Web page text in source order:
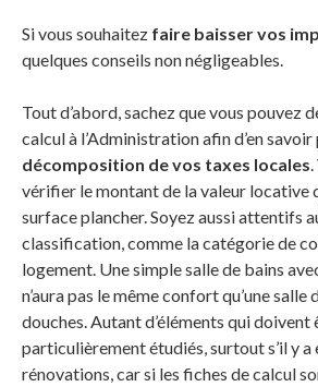
Si vous souhaitez faire baisser vos
quelques conseils non négligeables.
Tout d’abord, sachez que vous pouvez
calcul à l’Administration afin d’en savoir
décomposition de vos taxes locales
vérifier le montant de la valeur locative
surface plancher. Soyez aussi attentifs
classification, comme la catégorie de
logement. Une simple salle de bains
n’aura pas le même confort qu’une salle
douches. Autant d’éléments qui doivent
particulièrement étudiés, surtout s’il y a
rénovations, car si les fiches de calcul